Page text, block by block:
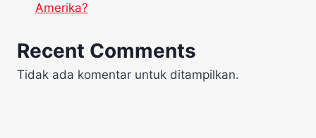
Amerika?
Recent Comments
Tidak ada komentar untuk ditampilkan.